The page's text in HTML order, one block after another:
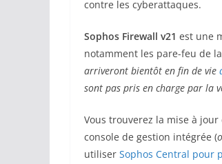
contre les cyberattaques.
Sophos Firewall v21 est une
notamment les pare-feu de
arriveront bientôt en fin de vie
sont pas pris en charge par la
Vous trouverez la mise à
console de gestion intégrée (
utiliser Sophos Central pour